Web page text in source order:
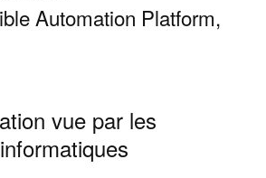
Automation Platform,
vue par les